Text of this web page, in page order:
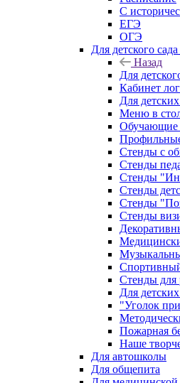
С
ЕГЭ
ОГЭ
Для детского сада
Назад
Для
Кабинет
Для
Меню в
Обучающие
Стенды с
Стенды
Стенды
Стенды
Стенды
Стенды
Стенды для
Для
"Уголок
Пожарная
Наше
Для автошколы
Для общепита